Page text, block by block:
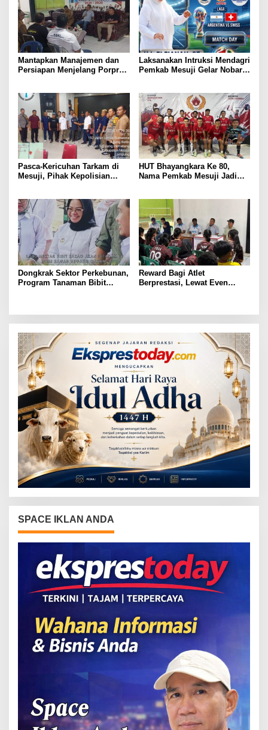
Mantapkan Manajemen dan
Persiapan Menjelang Porprov
Suport Penuh Cabor – Atlet
Berprestasi
Laksanakan Intruksi Mendagri
Pemkab Mesuji Gelar Nobar
​Pasca-Kericuhan Tarkam di
Mesuji, Pihak Kepolisian
Disiplin Ketat
HUT Bhayangkara Ke 80,
Nama Pemkab Mesuji Jadi
Mini Soccer Kapolda Cup
Lampung, Berikut Data Para
Pemainnya :
Dongkrak Sektor Perkebunan,
Program Tanaman Bibit
Reward Bagi Atlet
Berprestasi, Lewat Even
SPACE IKLAN ANDA